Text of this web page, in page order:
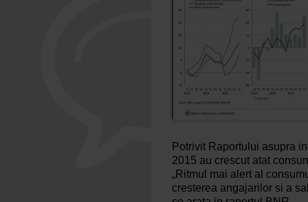
Potrivit Raportului asupra
2015 au crescut atat
„Ritmul mai alert al
cresterea angajarilor si a